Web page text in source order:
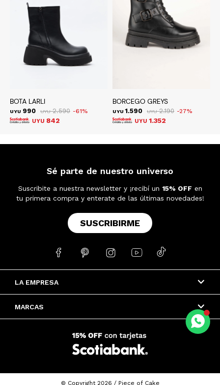
BOTA LARLI
UYU 990 UYU 2.590 61
UYU 842
BORCEGO GREYS
UYU 1.590 UYU 2.190 27
UYU 1.352
LA EMPRESA
MARCAS
Sé parte de nuestro universo
Suscribite a nuestra newsletter y ¡recibí un 15% OFF en
tu primera compra y enterate de las últimas novedades!
SUSCRIBIRME
    
© Copyright 2026 / Piece of Cake